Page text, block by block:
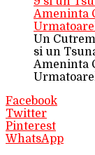
Un
si un
Ameninta
Facebook
Twitter
Pinterest
WhatsApp